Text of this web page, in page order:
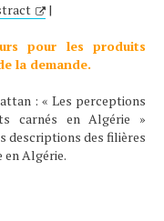
|
pour les produits
la demande.
: « Les perceptions
carnés en Algérie »
descriptions des filières
en Algérie.